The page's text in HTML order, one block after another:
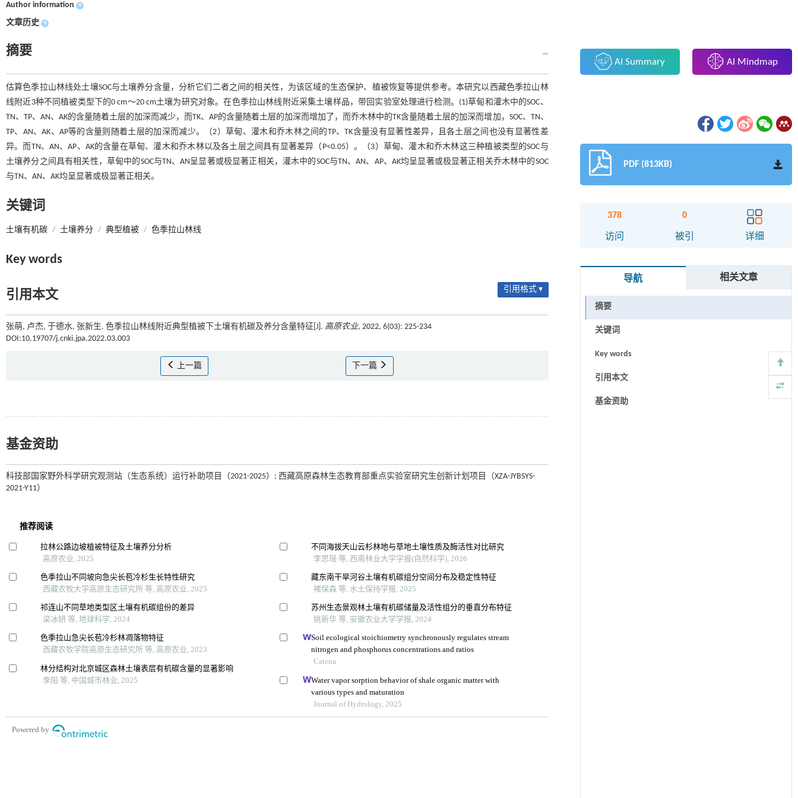
Author information +
文章历史 +
摘要
估算色季拉山林线处土壤SOC与土壤养分含量，分析它们二者之间的相关性，为该区域的生态保护、植被恢复等提供参考。本研究以西藏色季拉山林
线附近3种不同植被类型下的0 cm～20 cm土壤为研究对象。在色季拉山林线附近采集土壤样品，带回实验室处理进行检测。(1)草甸和灌木中的SOC、
TN、TP、AN、AK的含量随着土层的加深而减少，而TK、AP的含量随着土层的加深而增加了，而乔木林中的TK含量随着土层的加深而增加，SOC、TN、
TP、AN、AK、AP等的含量则随着土层的加深而减少。（2）草甸、灌木和乔木林之间的TP、TK含量没有显著性差异，且各土层之间也没有显著性差
异。而TN、AN、AP、AK的含量在草甸、灌木和乔木林以及各土层之间具有显著差异（P<0.05）。（3）草甸、灌木和乔木林这三种植被类型的SOC与
土壤养分之间具有相关性，草甸中的SOC与TN、AN呈显著或极显著正相关，灌木中的SOC与TN、AN、AP、AK均呈显著或极显著正相关乔木林中的SOC
与TN、AN、AK均呈显著或极显著正相关。
关键词
土壤有机碳 / 土壤养分 / 典型植被 / 色季拉山林线
Key words
引用本文 引用格式 ▾
张萌, 卢杰, 于德水, 张新生. 色季拉山林线附近典型植被下土壤有机碳及养分含量特征[J]. 高原农业, 2022, 6(03): 225-234
DOI:10.19707/j.cnki.jpa.2022.03.003
上一篇 下一篇
基金资助
科技部国家野外科学研究观测站（生态系统）运行补助项目（2021-2025）; 西藏高原森林生态教育部重点实验室研究生创新计划项目（XZA-JYBSYS-
2021-Y11）
AI Summary AI Mindmap
PDF (813KB)
378
访问
0
被引 详细
导航 相关文章
摘要
关键词
Key words
引用本文
基金资助